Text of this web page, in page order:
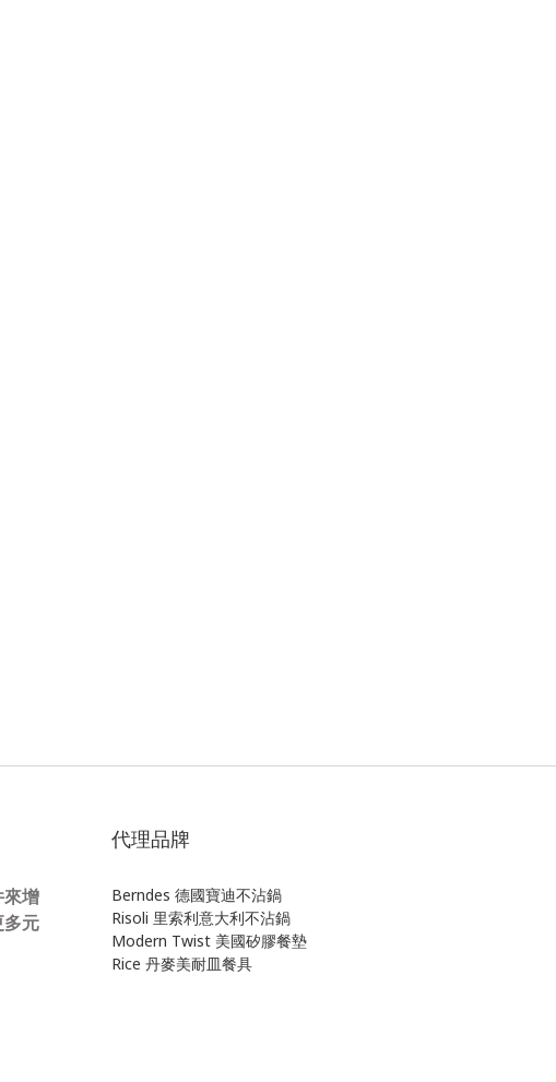
增
元
代理品牌
Berndes 德國寶迪不沾鍋
Risoli 里索利意大利不沾鍋
Modern Twist 美國矽膠餐墊
Rice 丹麥美耐皿餐具